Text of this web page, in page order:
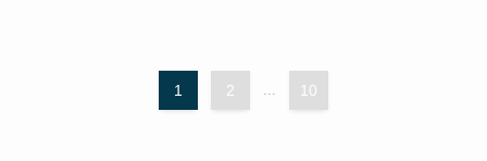
1 2 ... 10